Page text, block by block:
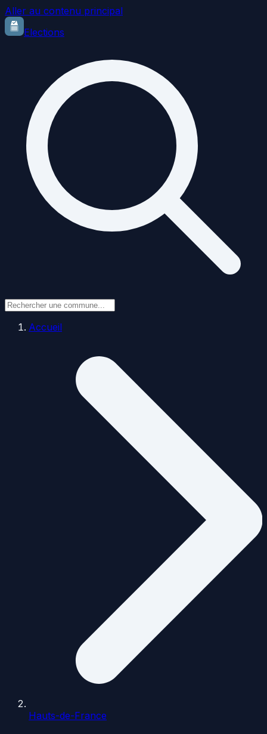
Aller au contenu principal
Elections
Accueil
Hauts-de-France